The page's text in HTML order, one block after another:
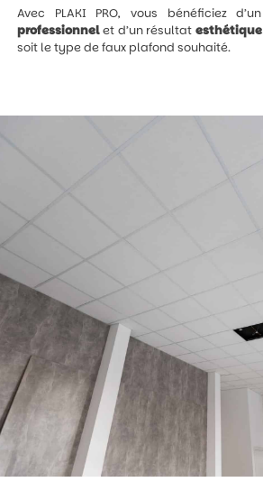
Avec PLAKI PRO, vous bénéficiez d’un
professionnelet d’un résultat esthétique
soit le type de faux plafond souhaité.